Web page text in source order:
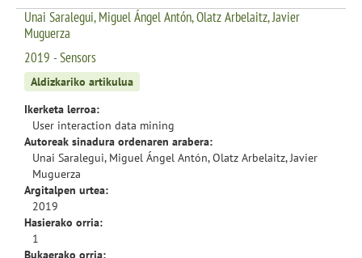
Unai Saralegui, Miguel Ángel Antón, Olatz Arbelaitz, Javier
Muguerza
2019 - Sensors
Aldizkariko artikulua
Ikerketa lerroa:
User interaction data mining
Autoreak sinadura ordenaren arabera:
Unai Saralegui, Miguel Ángel Antón, Olatz Arbelaitz, Javier
Muguerza
Argitalpen urtea:
2019
Hasierako orria:
1
Bukaerako orria: